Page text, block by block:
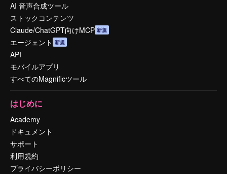
AI 音声合成ツール
ストックコンテンツ
Claude/ChatGPT向けMCP 新規
エージェント 新規
API
モバイルアプリ
すべてのMagnificツール
はじめに
Academy
ドキュメント
サポート
利用規約
プライバシーポリシー